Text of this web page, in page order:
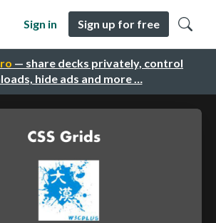
— share decks privately, control
hide ads and more …
Sign in Sign up for free